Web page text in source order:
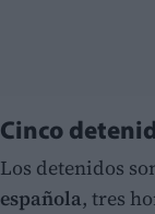
Cinco
Los detenidos
española, tres